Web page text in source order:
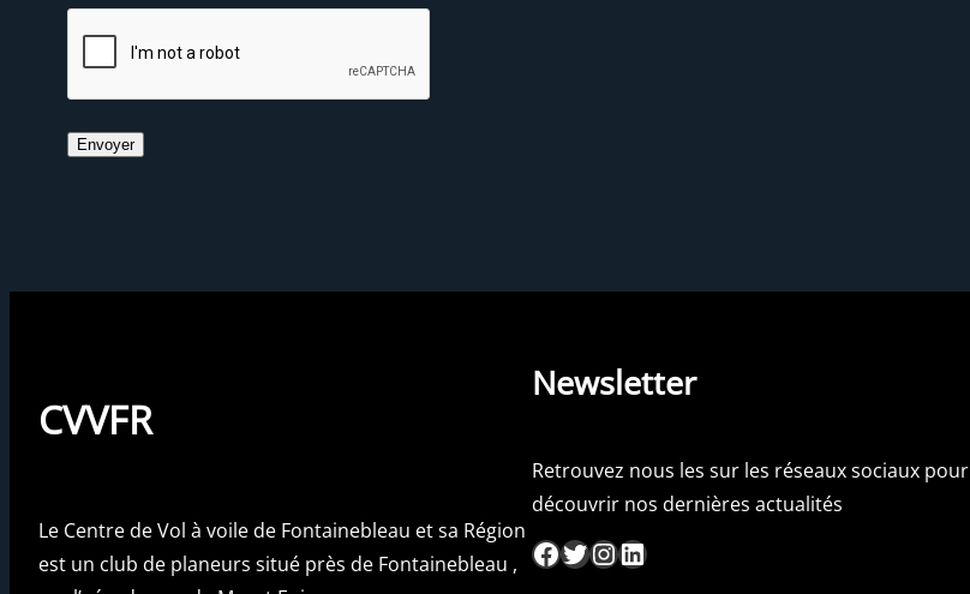
CVVFR
Le Centre de Vol à voile de Fontainebleau et sa Région
est un club de planeurs situé près de Fontainebleau ,
Newsletter
Retrouvez nous les sur les réseaux sociaux pour
découvrir nos dernières actualités
Facebook Twitter InstagramLinkedIn